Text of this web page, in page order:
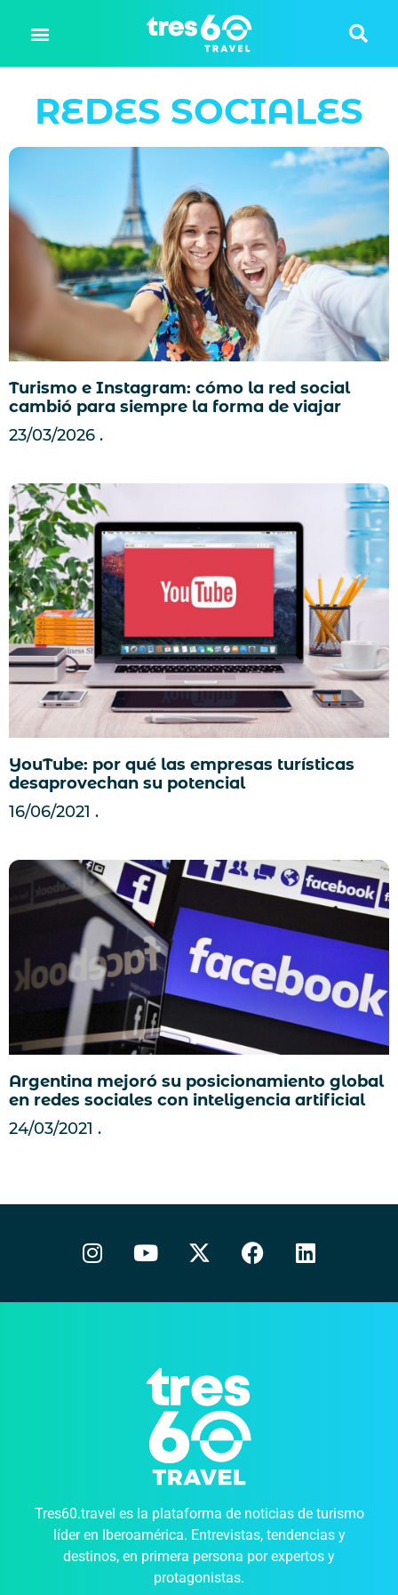
REDES SOCIALES
Turismo e Instagram: cómo la red social
cambió para siempre la forma de viajar
23/03/2026
YouTube: por qué las empresas turísticas
desaprovechan su potencial
16/06/2021
Argentina mejoró su posicionamiento global
en redes sociales con inteligencia artificial
24/03/2021
Tres60.travel es la plataforma de noticias de turismo
líder en Iberoamérica. Entrevistas, tendencias y
destinos, en primera persona por expertos y
protagonistas.